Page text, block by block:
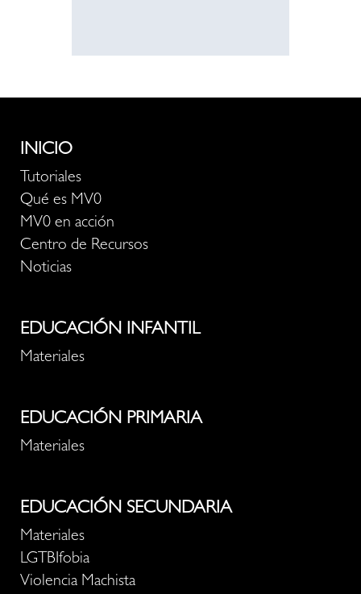
INICIO
Tutoriales
Qué es MV0
MV0 en acción
Centro de Recursos
Noticias
EDUCACIÓN INFANTIL
Materiales
EDUCACIÓN PRIMARIA
Materiales
EDUCACIÓN SECUNDARIA
Materiales
LGTBIfobia
Violencia Machista